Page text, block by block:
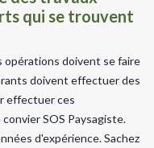
qui se trouvent
opérations doivent se faire
doivent effectuer des
effectuer ces
SOS Paysagiste.
d'expérience. Sachez